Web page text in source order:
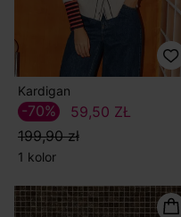
Kardigan
59,50 ZŁ
199,90 zł
-70%
1 kolor